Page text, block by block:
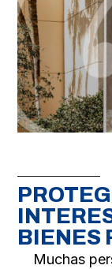
BIENES
Muchas